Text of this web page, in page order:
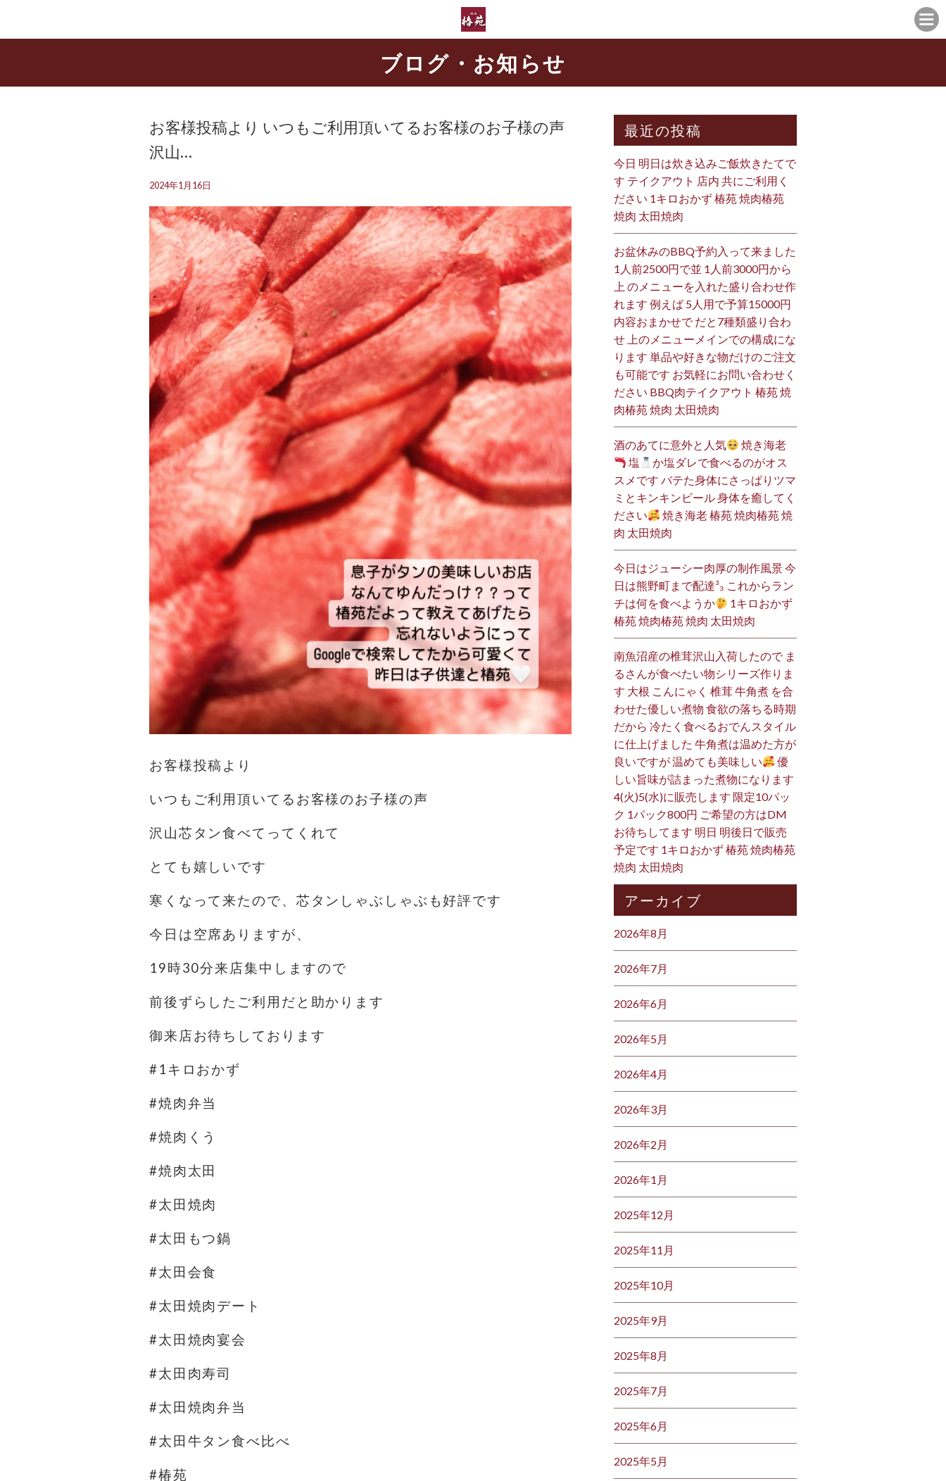
ブログ・お知らせ
お客様投稿より いつもご利用頂いてるお客様のお子様の声
沢山…
2024年1月16日
お客様投稿より
いつもご利用頂いてるお客様のお子様の声
沢山芯タン食べてってくれて
とても嬉しいです
寒くなって来たので、芯タンしゃぶしゃぶも好評です
今日は空席ありますが、
19時30分来店集中しますので
前後ずらしたご利用だと助かります
御来店お待ちしております
#1キロおかず
#焼肉弁当
#焼肉くう
#焼肉太田
#太田焼肉
#太田もつ鍋
#太田会食
#太田焼肉デート
#太田焼肉宴会
#太田肉寿司
#太田焼肉弁当
#太田牛タン食べ比べ
#椿苑
最近の投稿
今日 明日は炊き込みご飯炊きたてで
す テイクアウト 店内 共にご利用く
ださい 1キロおかず 椿苑 焼肉椿苑
焼肉 太田焼肉
お盆休みのBBQ予約入って来ました
1人前2500円で並 1人前3000円から
上 のメニューを入れた盛り合わせ作
れます 例えば 5人用で予算15000円
内容おまかせで だと7種類盛り合わ
せ 上のメニューメインでの構成にな
ります 単品や好きな物だけのご注文
も可能です お気軽にお問い合わせく
ださい BBQ肉テイクアウト 椿苑 焼
肉椿苑 焼肉 太田焼肉
酒のあてに意外と人気
焼き海老
塩
か塩ダレで食べるのがオス
スメです バテた身体にさっぱりツマ
ミとキンキンビール 身体を癒してく
ださい
焼き海老 椿苑 焼肉椿苑 焼
肉 太田焼肉
今日はジューシー肉厚の制作風景 今
日は熊野町まで配達³₃ これからラン
チは何を食べようか
1キロおかず
椿苑 焼肉椿苑 焼肉 太田焼肉
南魚沼産の椎茸沢山入荷したので ま
るさんが食べたい物シリーズ作りま
す 大根 こんにゃく 椎茸 牛角煮 を合
わせた優しい煮物 食欲の落ちる時期
だから 冷たく食べるおでんスタイル
に仕上げました 牛角煮は温めた方が
良いですが 温めても美味しい
優
しい旨味が詰まった煮物になります
4(火)5(水)に販売します 限定10パッ
ク 1パック800円 ご希望の方はDM
お待ちしてます 明日 明後日で販売
予定です 1キロおかず 椿苑 焼肉椿苑
焼肉 太田焼肉
アーカイブ
2026年8月
2026年7月
2026年6月
2026年5月
2026年4月
2026年3月
2026年2月
2026年1月
2025年12月
2025年11月
2025年10月
2025年9月
2025年8月
2025年7月
2025年6月
2025年5月